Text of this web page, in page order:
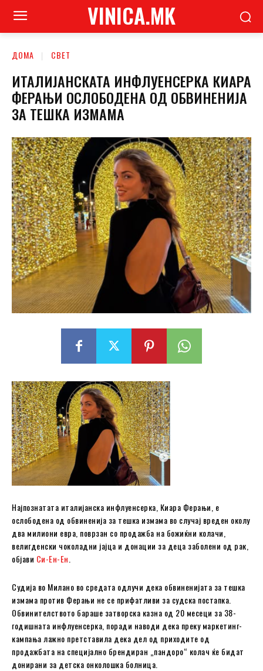
VINICA.MK
ДОМА СВЕТ
ИТАЛИЈАНСКАТА ИНФЛУЕНСЕРКА КИАРА
ФЕРАЊИ ОСЛОБОДЕНА ОД ОБВИНЕНИЈА
ЗА ТЕШКА ИЗМАМА
Најпознатата италијанска инфлуенсерка, Киара Ферањи, е
ослободена од обвиненија за тешка измама во случај вреден околу
два милиони евра, поврзан со продажба на божиќни колачи,
велигденски чоколадни јајца и донации за деца заболени од рак,
објави Си-Ен-Ен
Судија во Милано во средата одлучи дека обвиненијата за тешка
измама против Ферањи не се прифатливи за судска постапка.
Обвинителството бараше затворска казна од 20 месеци за 38-
годишната инфлуенсерка, поради наводи дека преку маркетинг-
кампања лажно претставила дека дел од приходите од
продажбата на специјално брендиран „пандоро“ колач ќе бидат
донирани за детска онколошка болница.